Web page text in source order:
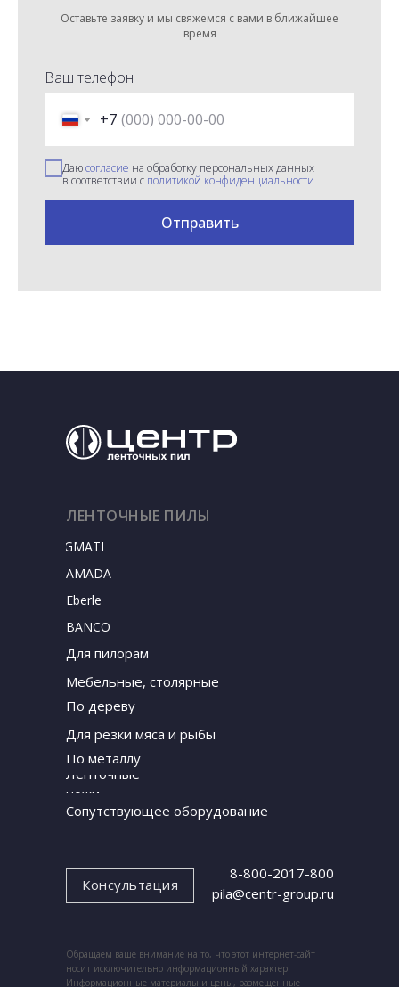
Оставьте заявку и мы свяжемся с вами в ближайшее
время
Ваш телефон
+7
Даюсогласие на обработку персональных данных
в соответствии с политикой конфиденциальности
Отправить
SIGMATEC
AMADA
Eberle
BANCO
Консультация
Для пилорам
Мебельные, столярные
По дереву
Для резки мяса и рыбы
8-800-2017-800
pila@centr-group.ru
ЛЕНТОЧНЫЕ ПИЛЫ
Обращаем ваше внимание на то, что этот интернет-сайт
носит исключительно информационный характер.
Информационные материалы и цены, размещенные
По металлу
Ленточные
ножи
Сопутствующее оборудование